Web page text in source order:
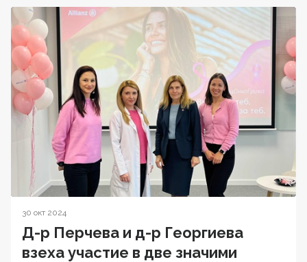
30 окт 2024
Д-р Перчева и д-р Георгиева
взеха участие в две значими